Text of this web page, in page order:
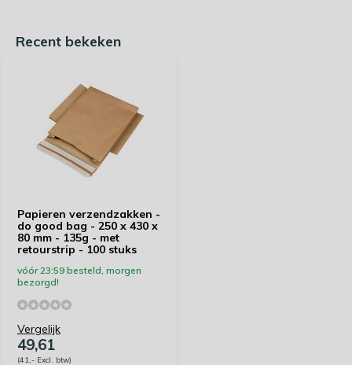
Recent bekeken
Papieren verzendzakken -
do good bag - 250 x 430 x
80 mm - 135g - met
retourstrip - 100 stuks
vóór 23:59 besteld, morgen
bezorgd!
Vergelijk
49,61
(41,- Excl. btw)